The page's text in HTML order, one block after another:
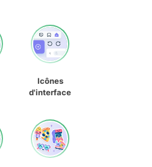
Icônes
d'interface